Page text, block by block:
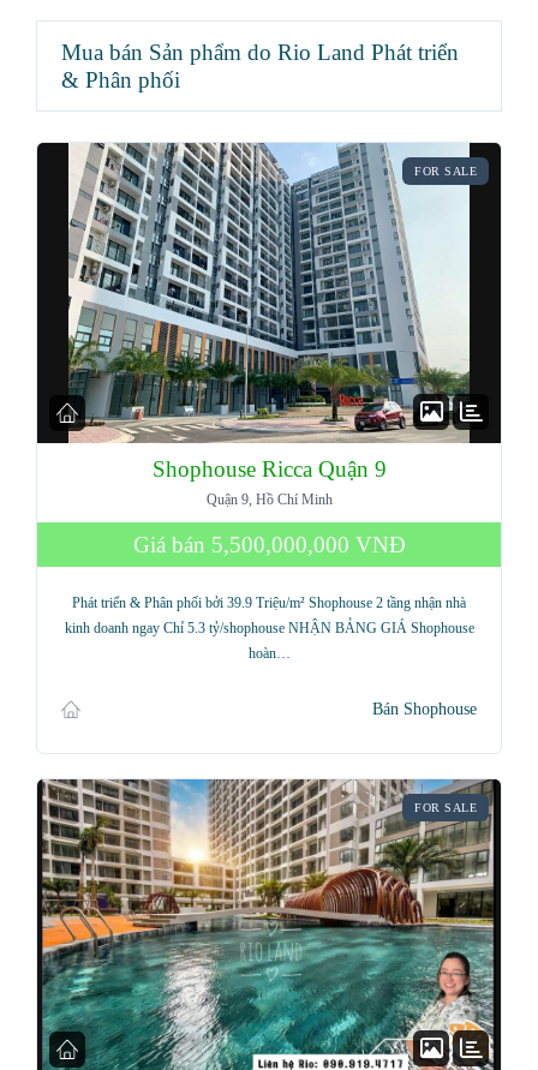
Mua bán Sản phẩm do Rio Land Phát triển
& Phân phối
FOR SALE
Shophouse Ricca Quận 9
Quận 9, Hồ Chí Minh
Giá bán 5,500,000,000 VNĐ
Phát triển & Phân phối bởi 39.9 Triệu/m² Shophouse 2 tầng nhận nhà
kinh doanh ngay Chỉ 5.3 tỷ/shophouse NHẬN BẢNG GIÁ Shophouse
hoàn…
Bán Shophouse
FOR SALE